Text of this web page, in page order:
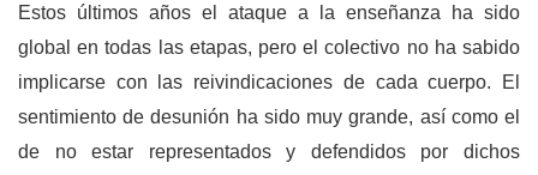
Estos últimos años el ataque a la enseñanza ha sido
global en todas las etapas, pero el colectivo no ha sabido
implicarse con las reivindicaciones de cada cuerpo. El
sentimiento de desunión ha sido muy grande, así como el
de no estar representados y defendidos por dichos